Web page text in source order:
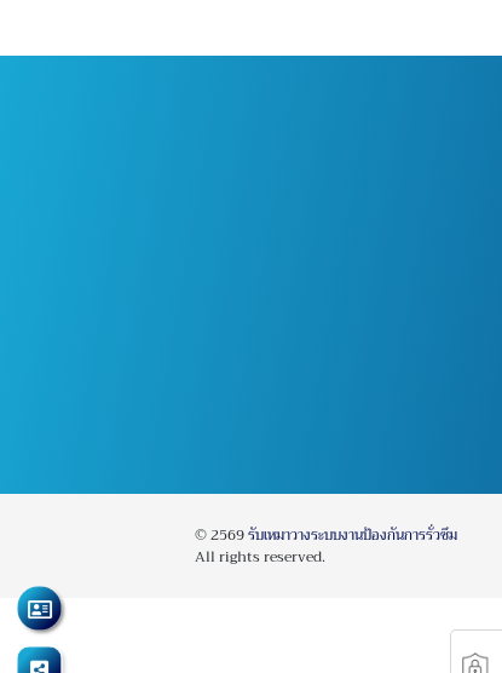
© 2569รับเหมาวางระบบงานป้องกันการรั่วซึม
All rights reserved.